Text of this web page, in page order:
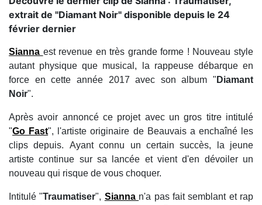
extrait de "Diamant Noir" disponible depuis le 24
février dernier
Sianna est revenue en très grande forme ! Nouveau style
autant physique que musical, la rappeuse débarque en
force en cette année 2017 avec son album " Diamant
Noir".
Après avoir annoncé ce projet avec un gros titre intitulé
"Go Fast", l'artiste originaire de Beauvais a enchaîné les
clips depuis. Ayant connu un certain succès, la jeune
artiste continue sur sa lancée et vient d'en dévoiler un
nouveau qui risque de vous choquer.
Intitulé "Traumatiser", Sianna n'a pas fait semblant et rap